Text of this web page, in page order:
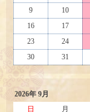
9
10
16
17
23
24
30
31
2026年 9月
日
月